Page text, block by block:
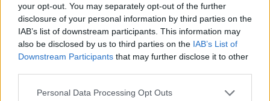
your opt-out. You may separately opt-out of the further
disclosure of your personal information by third parties on the
IAB’s list of downstream participants. This information may
also be disclosed by us to third parties on the IAB’s List of
Downstream Participants that may further disclose it to other
Personal Data Processing Opt Outs
*VIDEO. “Vă rog să informați
pe domnul președinte, ne dăm